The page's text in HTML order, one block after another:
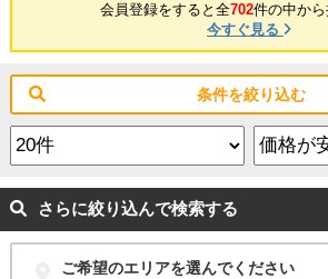
会員登録をすると全702件の中から
今すぐ見る
条件を絞り込む
さらに絞り込んで検索する
ご希望のエリアを選んでください